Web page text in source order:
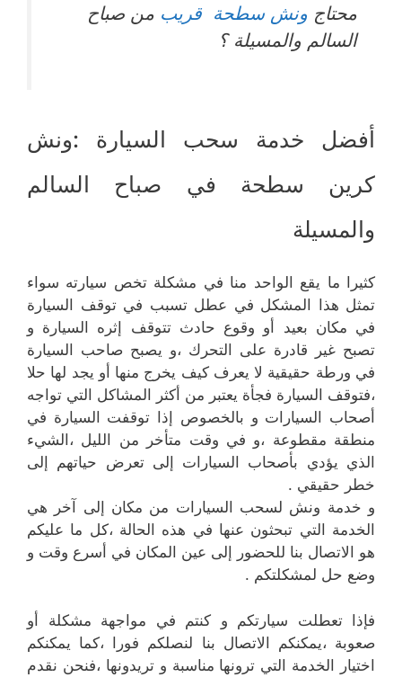
محتاج ونش سطحة قريب من صباح
السالم والمسيلة ؟
أفضل خدمة سحب السيارة :ونش
كرين سطحة في صباح السالم
والمسيلة
كثيرا ما يقع الواحد منا في مشكلة تخص سيارته سواء
تمثل هذا المشكل في عطل تسبب في توقف السيارة
في مكان بعيد أو وقوع حادث تتوقف إثره السيارة و
تصبح غير قادرة على التحرك ،و يصبح صاحب السيارة
في ورطة حقيقية لا يعرف كيف يخرج منها أو يجد لها حلا
،فتوقف السيارة فجأة يعتبر من أكثر المشاكل التي تواجه
أصحاب السيارات و بالخصوص إذا توقفت السيارة في
منطقة مقطوعة ،و في وقت متأخر من الليل ،الشيء
الذي يؤدي بأصحاب السيارات إلى تعرض حياتهم إلى
خطر حقيقي .
و خدمة ونش لسحب السيارات من مكان إلى آخر هي
الخدمة التي تبحثون عنها في هذه الحالة ،كل ما عليكم
هو الاتصال بنا للحضور إلى عين المكان في أسرع وقت و
وضع حل لمشكلتكم .
فإذا تعطلت سيارتكم و كنتم في مواجهة مشكلة أو
صعوبة ،يمكنكم الاتصال بنا لنصلكم فورا ،كما يمكنكم
اختيار الخدمة التي ترونها مناسبة و تريدونها ،فنحن نقدم